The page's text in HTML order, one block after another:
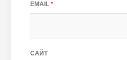
EMAIL *
САЙТ